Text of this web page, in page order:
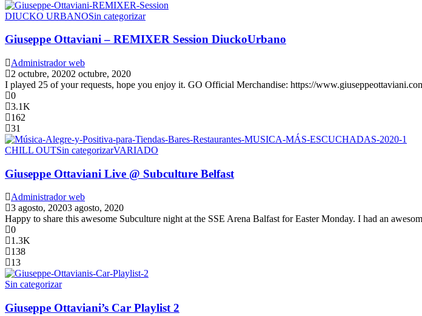
DIUCKO URBANOSin categorizar
Giuseppe Ottaviani – REMIXER Session DiuckoUrbano
Administrador web
2 octubre, 20202 octubre, 2020
I played 25 of your requests, hope you enjoy it. GO Official Merchandise: https://
0
3.1K
162
31
CHILL OUTSin categorizarVARIADO
Giuseppe Ottaviani Live @ Subculture Belfast
Administrador web
3 agosto, 20203 agosto, 2020
Happy to share this awesome Subculture night at the SSE Arena Balfast for Easter Monday. I had an
0
1.3K
138
13
Sin categorizar
Giuseppe Ottaviani’s Car Playlist 2